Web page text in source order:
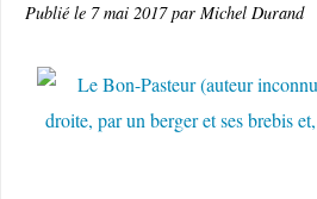
Publié le 7 mai 2017par Michel Durand